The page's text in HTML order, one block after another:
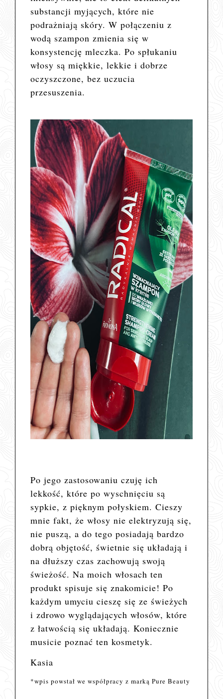
substancji myjących, które nie
podrażniają skóry. W połączeniu z
wodą szampon zmienia się w
konsystencję mleczka. Po spłukaniu
włosy są miękkie, lekkie i dobrze
oczyszczone, bez uczucia
przesuszenia.
Po jego zastosowaniu czuję ich
lekkość, które po wyschnięciu są
sypkie, z pięknym połyskiem. Cieszy
mnie fakt, że włosy nie elektryzują się,
nie puszą, a do tego posiadają bardzo
dobrą objętość, świetnie się układają i
na dłuższy czas zachowują swoją
świeżość. Na moich włosach ten
produkt spisuje się znakomicie! Po
każdym umyciu cieszę się ze świeżych
i zdrowo wyglądających włosów, które
z łatwością się układają. Koniecznie
musicie poznać ten kosmetyk.
Kasia
*wpis powstał we współpracy z marką Pure Beauty